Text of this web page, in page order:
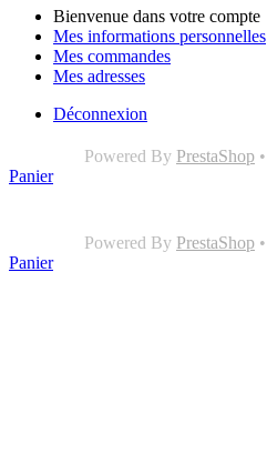
Bienvenue dans votre compte
Mes informations personnelles
Mes commandes
Mes adresses
Déconnexion
Powered By PrestaShop •
Panier
Powered By PrestaShop •
Panier